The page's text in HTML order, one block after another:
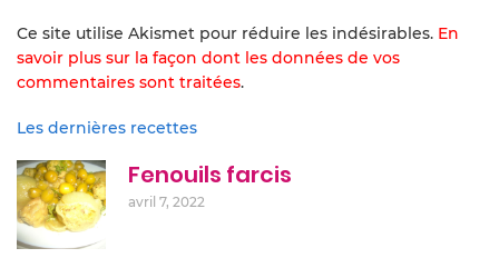
Ce site utilise Akismet pour réduire les indésirables. En
savoir plus sur la façon dont les données de vos
commentaires sont traitées.
Les dernières recettes
Fenouils farcis
avril 7, 2022